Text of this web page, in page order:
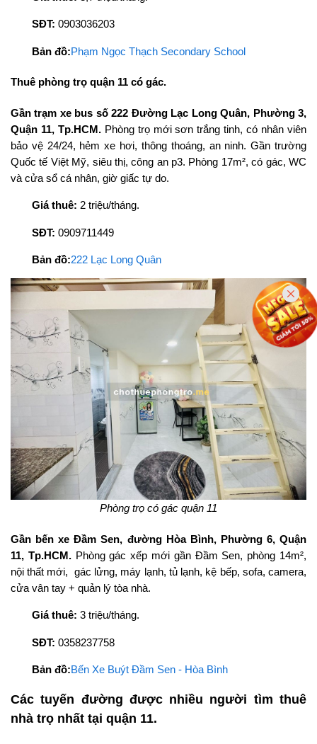
SĐT: 0903036203
Bản đồ:Phạm Ngọc Thạch Secondary School
Thuê phòng trọ quận 11 có gác.
Gần trạm xe bus số 222 Đường Lạc Long Quân, Phường 3,
Quận 11, Tp.HCM.Phòng trọ mới sơn trắng tinh, có nhân viên
bảo vệ 24/24, hẻm xe hơi, thông thoáng, an ninh. Gần trường
Quốc tế Việt Mỹ, siêu thị, công an p3. Phòng 17m², có gác, WC
và cửa sổ cá nhân, giờ giấc tự do.
Giá thuê: 2 triệu/tháng.
SĐT: 0909711449
Bản đồ:222 Lạc Long Quân
Phòng trọ có gác quận 11
Gần bến xe Đầm Sen, đường Hòa Bình, Phường 6, Quận
11, Tp.HCM.Phòng gác xếp mới gần Đầm Sen, phòng 14m²,
nội thất mới, gác lửng, máy lạnh, tủ lạnh, kệ bếp, sofa, camera,
cửa vân tay + quản lý tòa nhà.
Giá thuê: 3 triệu/tháng.
SĐT: 0358237758
Bản đồ:Bến Xe Buýt Đầm Sen - Hòa Bình
Các tuyến đường được nhiều người tìm thuê
nhà trọ nhất tại quận 11.